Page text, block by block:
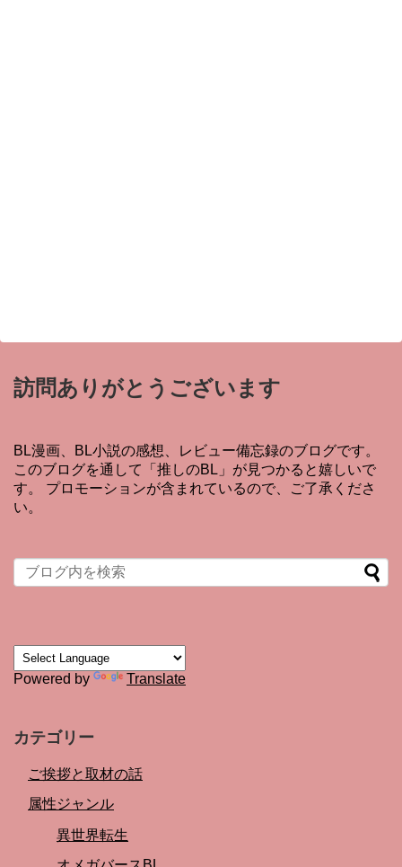
訪問ありがとうございます
BL漫画、BL小説の感想、レビュー備忘録のブログです。
このブログを通して「推しのBL」が見つかると嬉しいで
す。 プロモーションが含まれているので、ご了承くださ
い。
Powered by Translate
カテゴリー
ご挨拶と取材の話
属性ジャンル
異世界転生